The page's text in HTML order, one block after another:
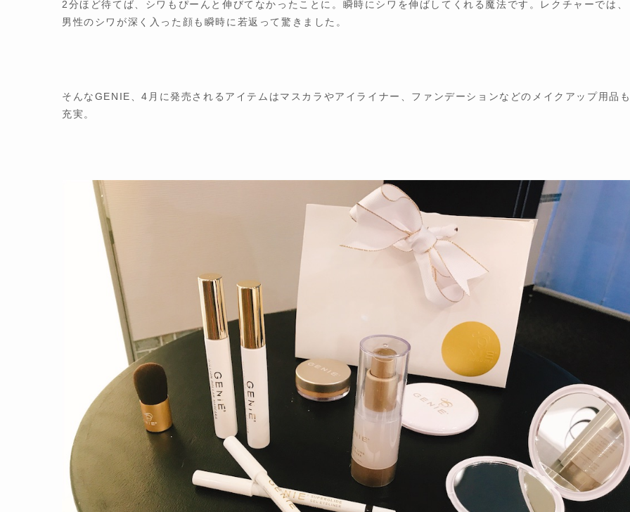
2分ほど待てば、シワもぴーんと伸びてなかったことに。瞬時にシワを伸ばしてくれる魔法です。レクチャーでは、
男性のシワが深く入った顔も瞬時に若返って驚きました。
そんなGENIE、4月に発売されるアイテムはマスカラやアイライナー、ファンデーションなどのメイクアップ用品
充実。